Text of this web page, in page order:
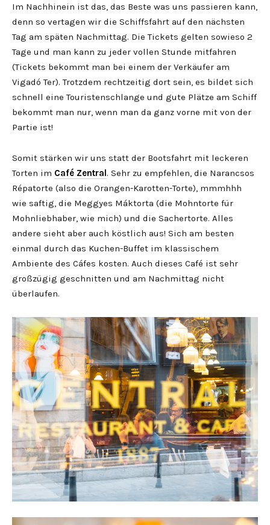
Im Nachhinein ist das, das Beste was uns passieren kann,
denn so vertagen wir die Schiffsfahrt auf den nächsten
Tag am späten Nachmittag. Die Tickets gelten sowieso 2
Tage und man kann zu jeder vollen Stunde mitfahren
(Tickets bekommt man bei einem der Verkäufer am
Vigadó Ter). Trotzdem rechtzeitig dort sein, es bildet sich
schnell eine Touristenschlange und gute Plätze am Schiff
bekommt man nur, wenn man da ganz vorne mit von der
Partie ist!
Somit stärken wir uns statt der Bootsfahrt mit leckeren
Torten im Café Zentral. Sehr zu empfehlen, die Narancsos
Répatorte (also die Orangen-Karotten-Torte), mmmhhh
wie saftig, die Meggyes Máktorta (die Mohntorte für
Mohnliebhaber, wie mich) und die Sachertorte. Alles
andere sieht aber auch köstlich aus! Sich am besten
einmal durch das Kuchen-Buffet im klassischem
Ambiente des Cáfes kosten. Auch dieses Café ist sehr
großzügig geschnitten und am Nachmittag nicht
überlaufen.